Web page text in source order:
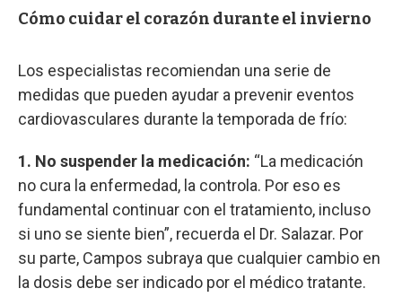
Cómo cuidar el corazón durante el invierno
Los especialistas recomiendan una serie de
medidas que pueden ayudar a prevenir eventos
cardiovasculares durante la temporada de frío:
1. No suspender la medicación: “La medicación
no cura la enfermedad, la controla. Por eso es
fundamental continuar con el tratamiento, incluso
si uno se siente bien”, recuerda el Dr. Salazar. Por
su parte, Campos subraya que cualquier cambio en
la dosis debe ser indicado por el médico tratante.